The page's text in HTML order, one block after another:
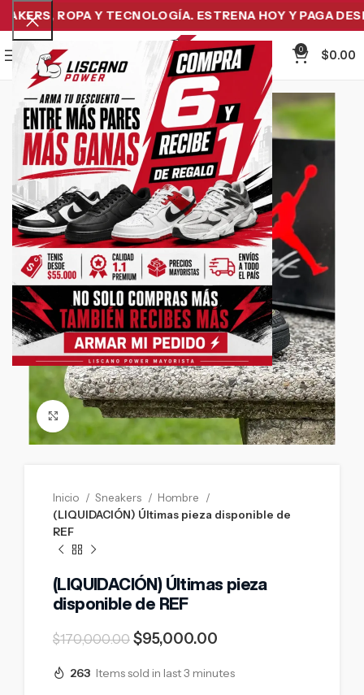
ROPA Y TECNOLOGÍA. ESTRENA HOY Y PAGA
Menu
0
$0.00
-44%
Click to enlarge
Inicio Sneakers
Hombre
(LIQUIDACIÓN) Últimas pieza disponible de
REF
(LIQUIDACIÓN) Últimas pieza
disponible de REF
$170,000.00 $95,000.00
263 Items sold in last 3 minutes